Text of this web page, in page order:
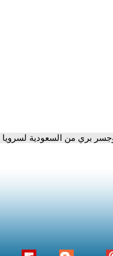
بري من السعودية لسرويا